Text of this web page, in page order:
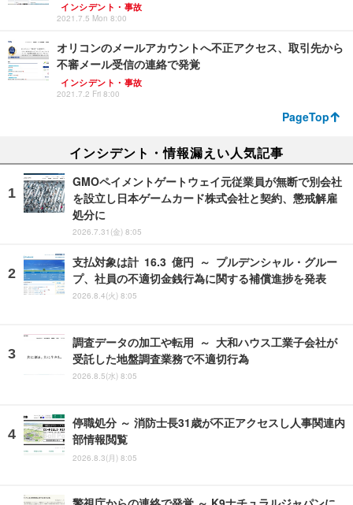
インシデント・事故
2021.7.5 Mon 8:00
オリコンのメールアカウントへ不正アクセス、取引先から
不審メール受信の連絡で発覚
インシデント・事故
2021.7.2 Fri 8:00
PageTop
インシデント・情報漏えい人気記事
GMOペイメントゲートウェイ元従業員が無断で別会社
を設立し日本ゲームカード株式会社と契約、懲戒解雇
処分に
2026.7.31(金) 8:05
支払対象は計 16.3 億円 ～ プルデンシャル・グルー
プ、社員の不適切金銭行為に関する補償進捗を発表
2026.8.4(火) 8:05
調査データの加工や転用 ～ 大和ハウス工業子会社が
受託した地盤調査業務で不適切行為
2026.8.5(水) 8:05
停職処分 ～ 消防士長31歳が不正アクセスし人事関連内
部情報閲覧
2026.8.3(月) 8:05